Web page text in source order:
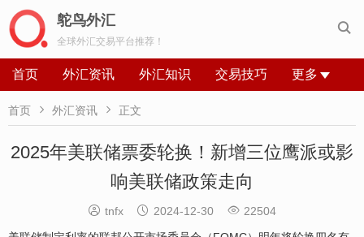

鸵鸟外汇
全球外汇交易平台推荐！
首页 外汇资讯 外汇知识 交易技巧 更多
首页  外汇资讯  正文
2025年美联储票委轮换！新增三位鹰派或影
响美联储政策走向
 tnfx  2024-12-30  22504